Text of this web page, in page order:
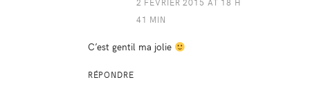
2 FÉVRIER 2015 AT 18 H
41 MIN
C’est gentil ma jolie
RÉPONDRE